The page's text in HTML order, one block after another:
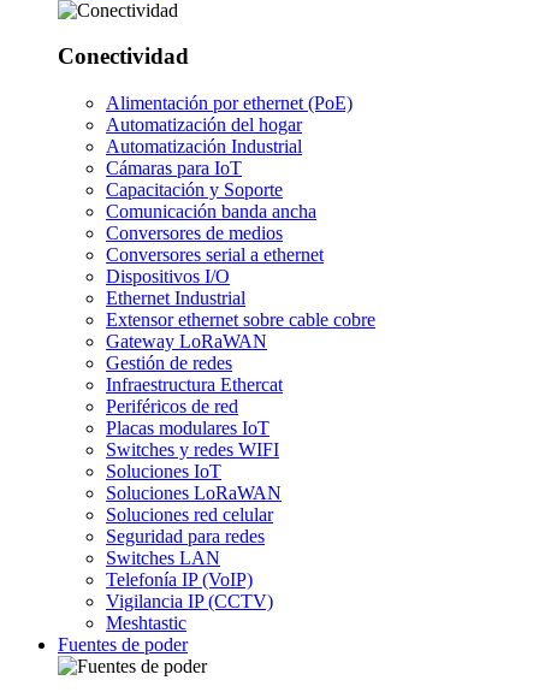
Conectividad
Alimentación por ethernet (PoE)
Automatización del hogar
Automatización Industrial
Cámaras para IoT
Capacitación y Soporte
Comunicación banda ancha
Conversores de medios
Conversores serial a ethernet
Dispositivos I/O
Ethernet Industrial
Extensor ethernet sobre cable cobre
Gateway LoRaWAN
Gestión de redes
Infraestructura Ethercat
Periféricos de red
Placas modulares IoT
Switches y redes WIFI
Soluciones IoT
Soluciones LoRaWAN
Soluciones red celular
Seguridad para redes
Switches LAN
Telefonía IP (VoIP)
Vigilancia IP (CCTV)
Meshtastic
Fuentes de poder